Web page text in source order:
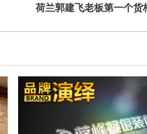
荷兰郭建飞老板第一个货